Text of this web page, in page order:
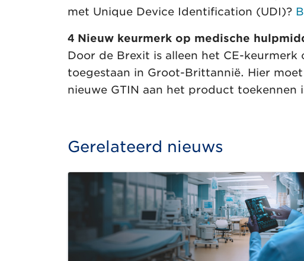
met Unique Device Identification (UDI)?
4 Nieuw keurmerk op medische
Door de Brexit is alleen het CE-
toegestaan in Groot-Brittannië. Hier
nieuwe GTIN aan het product toekennen
Gerelateerd nieuws